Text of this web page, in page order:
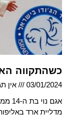
כשהתקווה
03/01/2024
אין
אגם
מדליית ארד